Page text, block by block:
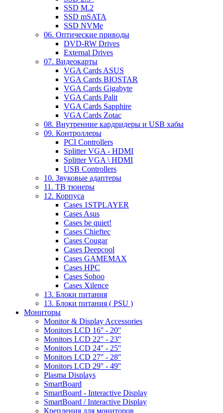
SSD M.2
SSD mSATA
SSD NVMe
06. Оптические приводы
DVD-RW Drives
External Drives
07. Видеокарты
VGA Cards ASUS
VGA Cards BIOSTAR
VGA Cards Gigabyte
VGA Cards Palit
VGA Cards Sapphire
VGA Cards Zotac
08. Внутренние кардридеры и USB хабы
09. Контроллеры
PCI Controllers
Splitter VGA - HDMI
Splitter VGA \ HDMI
USB Controllers
10. Звуковые адаптеры
11. ТВ тюнеры
12. Корпуса
Cases 1STPLAYER
Cases Asus
Cases be quiet!
Cases Chieftec
Cases Cougar
Cases Deepcool
Cases GAMEMAX
Cases HPC
Cases Sohoo
Cases Xilence
13. Блоки питания
13. Блоки питания ( PSU )
Мониторы
Monitor & Display Accessories
Monitors LCD 16'' - 20''
Monitors LCD 22'' - 23''
Monitors LCD 24'' - 25''
Monitors LCD 27'' - 28''
Monitors LCD 29'' - 49''
Plasma Displays
SmartBoard
SmartBoard - Interactive Display
SmartBoard / Interactive Display
Крепления для мониторов